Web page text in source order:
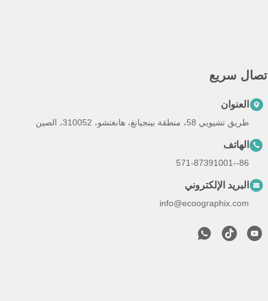
اتصال سريع
العنوان
طريق تشيويي 58، منطقة بينجيانغ، هانغتشو، 310052، الصين
الهاتف
86--571-87391001
البريد الإلكتروني
info@ecoographix.com